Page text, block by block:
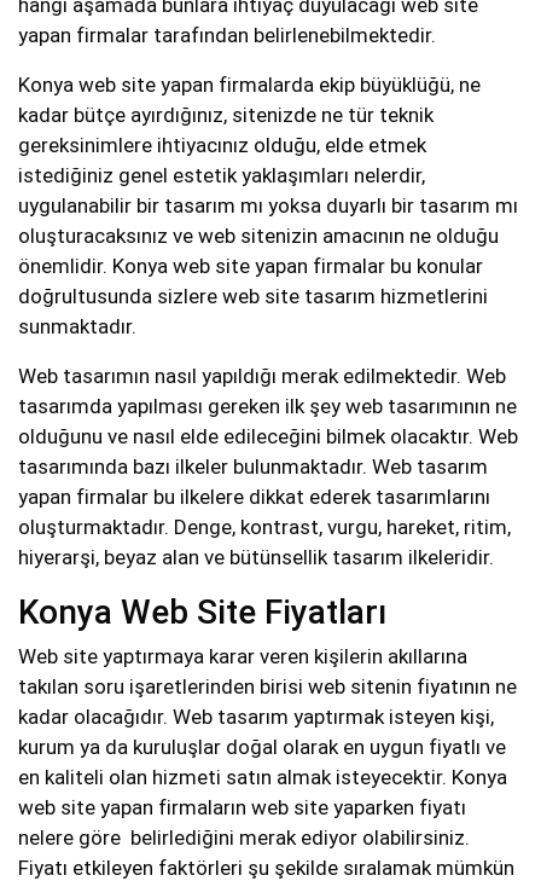
yapan firmalar tarafından belirlenebilmektedir.
Konya web site yapan firmalarda ekip büyüklüğü, ne
kadar bütçe ayırdığınız, sitenizde ne tür teknik
gereksinimlere ihtiyacınız olduğu, elde etmek
istediğiniz genel estetik yaklaşımları nelerdir,
uygulanabilir bir tasarım mı yoksa duyarlı bir tasarım mı
oluşturacaksınız ve web sitenizin amacının ne olduğu
önemlidir. Konya web site yapan firmalar bu konular
doğrultusunda sizlere web site tasarım hizmetlerini
sunmaktadır.
Web tasarımın nasıl yapıldığı merak edilmektedir. Web
tasarımda yapılması gereken ilk şey web tasarımının ne
olduğunu ve nasıl elde edileceğini bilmek olacaktır. Web
tasarımında bazı ilkeler bulunmaktadır. Web tasarım
yapan firmalar bu ilkelere dikkat ederek tasarımlarını
oluşturmaktadır. Denge, kontrast, vurgu, hareket, ritim,
hiyerarşi, beyaz alan ve bütünsellik tasarım ilkeleridir.
Konya Web Site Fiyatları
Web site yaptırmaya karar veren kişilerin akıllarına
takılan soru işaretlerinden birisi web sitenin fiyatının ne
kadar olacağıdır. Web tasarım yaptırmak isteyen kişi,
kurum ya da kuruluşlar doğal olarak en uygun fiyatlı ve
en kaliteli olan hizmeti satın almak isteyecektir. Konya
web site yapan firmaların web site yaparken fiyatı
nelere göre belirlediğini merak ediyor olabilirsiniz.
Fiyatı etkileyen faktörleri şu şekilde sıralamak mümkün